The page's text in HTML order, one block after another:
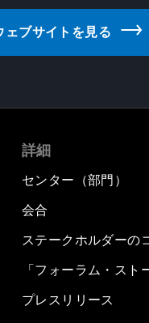
ブサイトを見る
詳細
センター（部門）
会合
ステークホルダーの
「フォーラム・スト
プレスリリース